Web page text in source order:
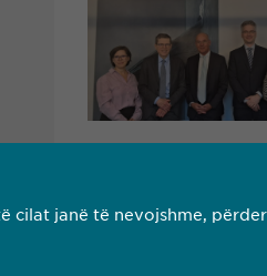
cilat janë të nevojshme,